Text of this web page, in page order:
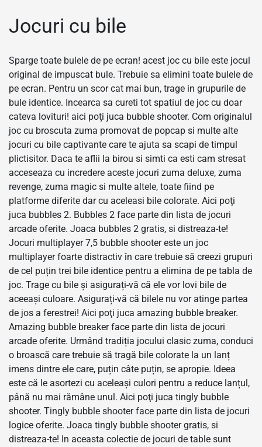
Jocuri cu bile
Sparge toate bulele de pe ecran! acest joc cu bile este jocul
original de impuscat bule. Trebuie sa elimini toate bulele de
pe ecran. Pentru un scor cat mai bun, trage in grupurile de
bule identice. Incearca sa cureti tot spatiul de joc cu doar
cateva lovituri! aici poţi juca bubble shooter. Com originalul
joc cu broscuta zuma promovat de popcap si multe alte
jocuri cu bile captivante care te ajuta sa scapi de timpul
plictisitor. Daca te aflii la birou si simti ca esti cam stresat
acceseaza cu incredere aceste jocuri zuma deluxe, zuma
revenge, zuma magic si multe altele, toate fiind pe
platforme diferite dar cu aceleasi bile colorate. Aici poţi
juca bubbles 2. Bubbles 2 face parte din lista de jocuri
arcade oferite. Joaca bubbles 2 gratis, si distreaza-te!
Jocuri multiplayer 7,5 bubble shooter este un joc
multiplayer foarte distractiv în care trebuie să creezi grupuri
de cel puțin trei bile identice pentru a elimina de pe tabla de
joc. Trage cu bile și asigurați-vă că ele vor lovi bile de
aceeași culoare. Asigurați-vă că bilele nu vor atinge partea
de jos a ferestrei! Aici poţi juca amazing bubble breaker.
Amazing bubble breaker face parte din lista de jocuri
arcade oferite. Urmând tradiția jocului clasic zuma, conduci
o broască care trebuie să tragă bile colorate la un lanț
imens dintre ele care, puțin câte puțin, se apropie. Ideea
este că le asortezi cu aceleași culori pentru a reduce lanțul,
până nu mai rămâne unul. Aici poţi juca tingly bubble
shooter. Tingly bubble shooter face parte din lista de jocuri
logice oferite. Joaca tingly bubble shooter gratis, si
distreaza-te! In aceasta colectie de jocuri de table sunt